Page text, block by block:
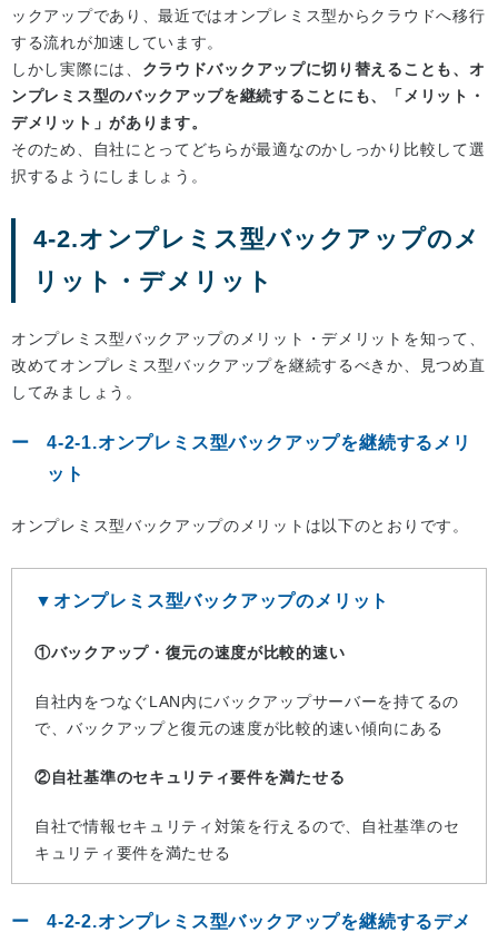
ックアップであり、最近ではオンプレミス型からクラウドへ移行
する流れが加速しています。
しかし実際には、 クラウドバックアップに切り替えることも、オ
ンプレミス型のバックアップを継続することにも、「メリット・
デメリット」があります。
そのため、自社にとってどちらが最適なのかしっかり比較して選
択するようにしましょう。
4-2.オンプレミス型バックアップのメ
リット・デメリット
オンプレミス型バックアップのメリット・デメリットを知って、
改めてオンプレミス型バックアップを継続するべきか、見つめ直
してみましょう。
4-2-1.オンプレミス型バックアップを継続するメリ
ット
オンプレミス型バックアップのメリットは以下のとおりです。
▼オンプレミス型バックアップのメリット
①バックアップ・復元の速度が比較的速い
自社内をつなぐLAN内にバックアップサーバーを持てるの
で、バックアップと復元の速度が比較的速い傾向にある
②自社基準のセキュリティ要件を満たせる
自社で情報セキュリティ対策を行えるので、自社基準のセ
キュリティ要件を満たせる
4-2-2.オンプレミス型バックアップを継続するデメ